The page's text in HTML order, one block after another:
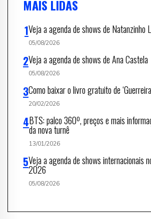
MAIS LIDAS
Veja a agenda de shows de Natanzinho
05/08/2026
Veja a agenda de shows de Ana Castela
05/08/2026
Como baixar o livro gratuito de
20/02/2026
BTS: palco 360º, preços e mais
da nova turnê
13/01/2026
Veja a agenda de shows internacionais
2026
05/08/2026